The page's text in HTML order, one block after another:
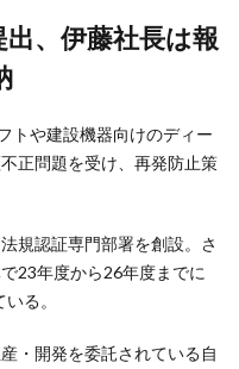
トや建設機器向けのディー
正問題を受け、再発防止策
規認証専門部署を創設。さ
23年度から26年度までに
る。
・開発を委託されている自